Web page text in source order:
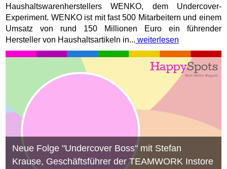
Haushaltswarenherstellers WENKO, dem Undercover-
Experiment. WENKO ist mit fast 500 Mitarbeitern und einem
Umsatz von rund 150 Millionen Euro ein führender
Hersteller von Haushaltsartikeln in... weiterlesen
Neue Folge "Undercover Boss" mit Stefan
Krause, Geschäftsführer der TEAMWORK Instore